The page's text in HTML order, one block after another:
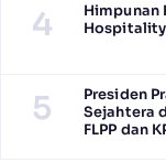
4
Himpunan
Hospitality
5
Presiden
Sejahtera
FLPP dan